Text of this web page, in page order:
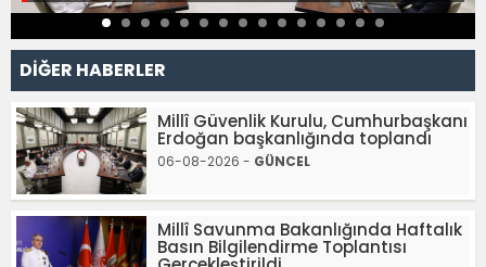
DİĞER HABERLER
Millî Güvenlik Kurulu, Cumhurbaşkanı
Erdoğan başkanlığında toplandı
06-08-2026 - GÜNCEL
Millî Savunma Bakanlığında Haftalık
Basın Bilgilendirme Toplantısı